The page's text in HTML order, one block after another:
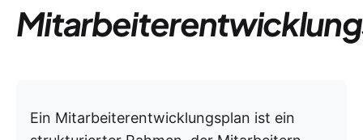
Ein Mitarbeiterentwicklungsplan ist ein